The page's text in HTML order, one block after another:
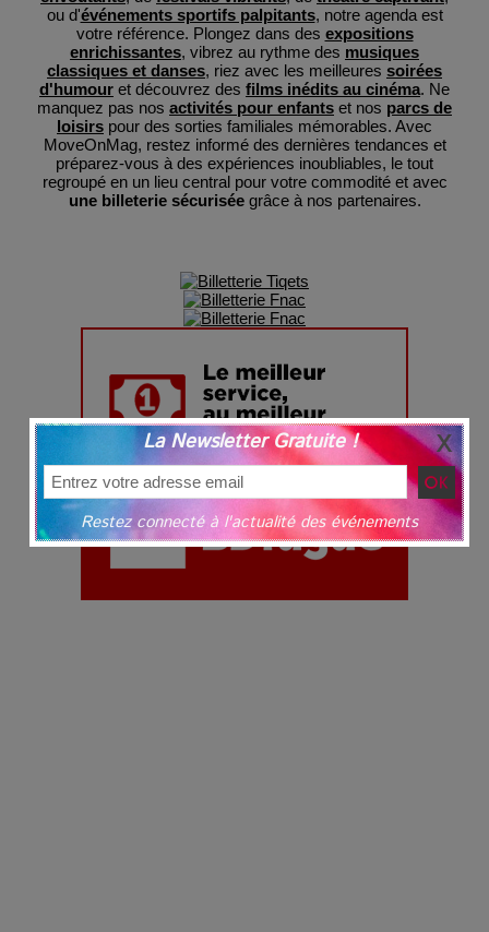
ou d'événements sportifs palpitants, notre agenda est
votre référence. Plongez dans des expositions
enrichissantes, vibrez au rythme des musiques
classiques et danses, riez avec les meilleures soirées
d'humour et découvrez des films inédits au cinéma. Ne
manquez pas nos activités pour enfants et nos parcs de
loisirs pour des sorties familiales mémorables. Avec
MoveOnMag, restez informé des dernières tendances et
préparez-vous à des expériences inoubliables, le tout
regroupé en un lieu central pour votre commodité et avec
une billeterie sécuriséegrâce à nos partenaires.
La Newsletter Gratuite !
Restez connecté à l'actualité des événements